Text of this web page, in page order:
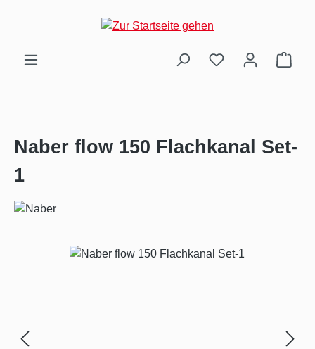
Zum Hauptinhalt springen
Naber flow 150 Flachkanal Set-
1
Bildergalerie überspringen